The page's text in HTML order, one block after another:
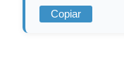
Copiar